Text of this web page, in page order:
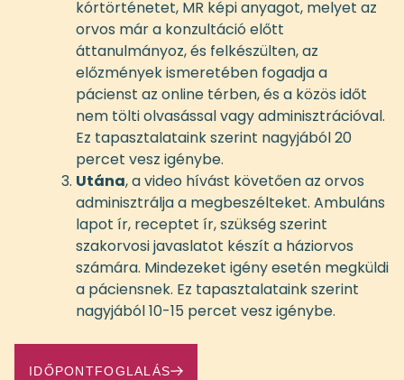
kórtörténetet, MR képi anyagot, melyet az
orvos már a konzultáció előtt
áttanulmányoz, és felkészülten, az
előzmények ismeretében fogadja a
pácienst az online térben, és a közös időt
nem tölti olvasással vagy adminisztrációval.
Ez tapasztalataink szerint nagyjából 20
percet vesz igénybe.
Utána, a video hívást követően az orvos
adminisztrálja a megbeszélteket. Ambuláns
lapot ír, receptet ír, szükség szerint
szakorvosi javaslatot készít a háziorvos
számára. Mindezeket igény esetén megküldi
a páciensnek. Ez tapasztalataink szerint
nagyjából 10-15 percet vesz igénybe.
IDŐPONTFOGLALÁS